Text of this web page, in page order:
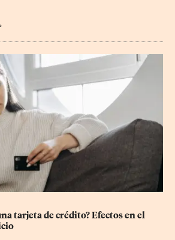
tarjeta de crédito? Efectos en el